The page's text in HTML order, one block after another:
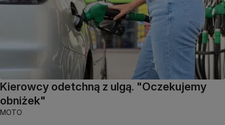
Kierowcy odetchną z ulgą. "Oczekujemy
obniżek"
MOTO